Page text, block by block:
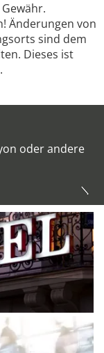
Änderungen von
sind dem
Dieses ist
oder andere